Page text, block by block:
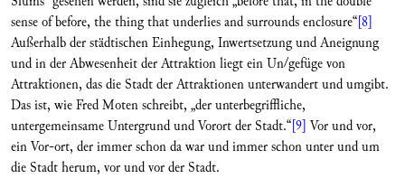
sense of before, the thing that underlies and surrounds enclosure“[8]
Außerhalb der städtischen Einhegung, Inwertsetzung und Aneignung
und in der Abwesenheit der Attraktion liegt ein Un/gefüge von
Attraktionen, das die Stadt der Attraktionen unterwandert und umgibt.
Das ist, wie Fred Moten schreibt, „der unterbegriffliche,
untergemeinsame Untergrund und Vorort der Stadt.“[9] Vor und vor,
ein Vor-ort, der immer schon da war und immer schon unter und um
die Stadt herum, vor und vor der Stadt.